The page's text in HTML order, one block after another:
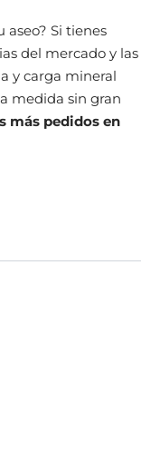
aseo? Si tienes
del mercado y las
y carga mineral
medida sin gran
más pedidos en